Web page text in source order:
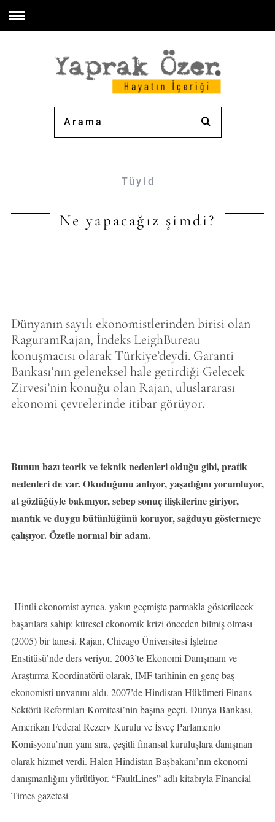
Tüyid
Ne yapacağız şimdi?
Dünyanın sayılı ekonomistlerinden birisi olan
RaguramRajan, İndeks LeighBureau
konuşmacısı olarak Türkiye’deydi. Garanti
Bankası’nın geleneksel hale getirdiği Gelecek
Zirvesi’nin konuğu olan Rajan, uluslararası
ekonomi çevrelerinde itibar görüyor.
Bunun bazı teorik ve teknik nedenleri olduğu gibi, pratik
nedenleri de var. Okuduğunu anlıyor, yaşadığını yorumluyor,
at gözlüğüyle bakmıyor, sebep sonuç ilişkilerine giriyor,
mantık ve duygu bütünlüğünü koruyor, sağduyu göstermeye
çalışıyor. Özetle normal bir adam.
Hintli ekonomist ayrıca, yakın geçmişte parmakla gösterilecek
başarılara sahip: küresel ekonomik krizi önceden bilmiş olması
(2005) bir tanesi. Rajan, Chicago Üniversitesi İşletme
Enstitüsü’nde ders veriyor. 2003’te Ekonomi Danışmanı ve
Araştırma Koordinatörü olarak, IMF tarihinin en genç baş
ekonomisti unvanını aldı. 2007’de Hindistan Hükümeti Finans
Sektörü Reformları Komitesi’nin başına geçti. Dünya Bankası,
Amerikan Federal Rezerv Kurulu ve İsveç Parlamento
Komisyonu’nun yanı sıra, çeşitli finansal kuruluşlara danışman
olarak hizmet verdi. Halen Hindistan Başbakanı’nın ekonomi
danışmanlığını yürütüyor. “FaultLines” adlı kitabıyla Financial
Times gazetesi